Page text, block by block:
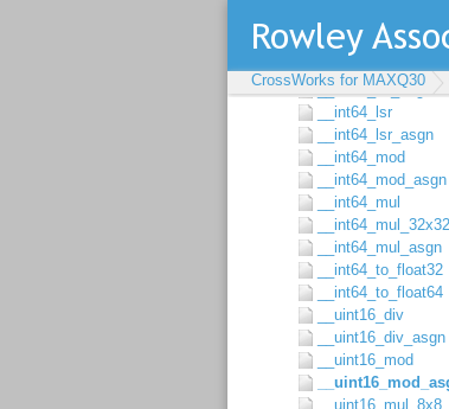
CrossWorks for MAXQ30
__int64_div
__int64_div_asgn
__int64_lsl
__int64_lsl_asgn
__int64_lsr
__int64_lsr_asgn
__int64_mod
__int64_mod_asgn
__int64_mul
__int64_mul_32x32
__int64_mul_asgn
__int64_to_float32
__int64_to_float64
__uint16_div
__uint16_div_asgn
__uint16_mod
__uint16_mul_8x8